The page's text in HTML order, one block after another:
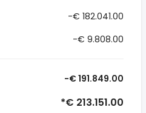
-€ 182.041.00
-€ 9.808.00
-€ 191.849.00
*€ 213.151.00